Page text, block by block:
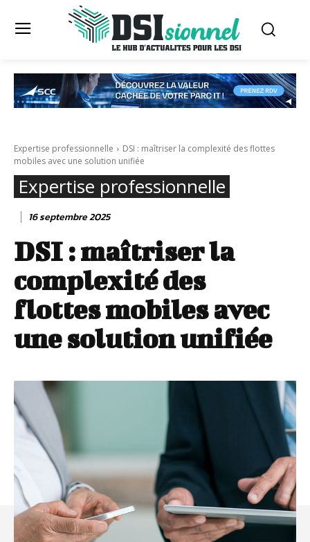
Expertise professionnelle
DSI : maîtriser la complexité des flottes
mobiles avec une solution unifiée
Expertise professionnelle
16 septembre 2025
DSI : maîtriser la
complexité des
flottes mobiles avec
une solution unifiée